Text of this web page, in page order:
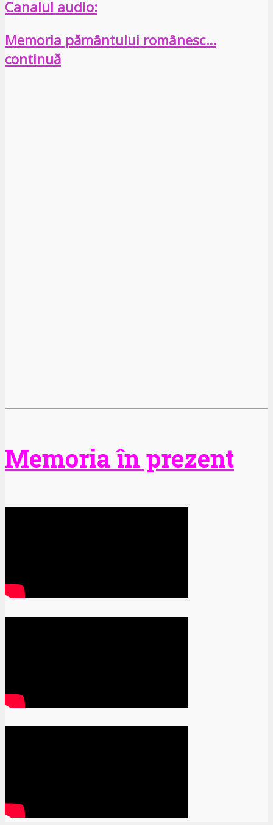
Canalul audio:
Memoria pământului românesc…
continuă
Memoria în prezent